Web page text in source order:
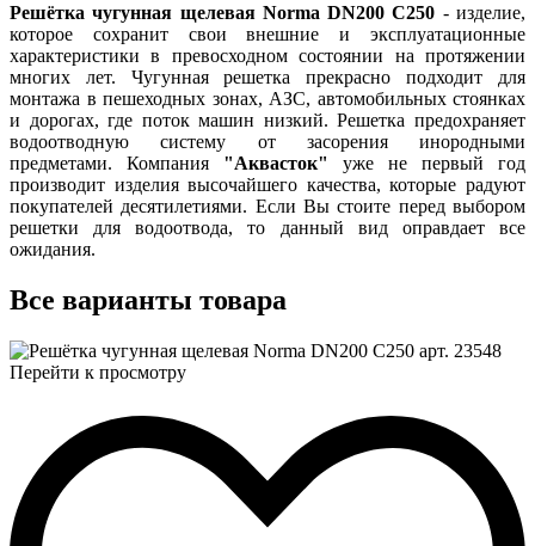
Решётка чугунная щелевая Norma DN200 C250 - изделие,
которое сохранит свои внешние и эксплуатационные
характеристики в превосходном состоянии на протяжении
многих лет. Чугунная решетка прекрасно подходит для
монтажа в пешеходных зонах, АЗС, автомобильных стоянках
и дорогах, где поток машин низкий. Решетка предохраняет
водоотводную систему от засорения инородными
предметами. Компания "Аквасток"
уже не первый год
производит изделия высочайшего качества, которые радуют
покупателей десятилетиями. Если Вы стоите перед выбором
решетки для водоотвода, то данный вид оправдает все
ожидания.
Все варианты товара
Перейти к просмотру